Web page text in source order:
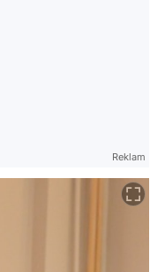
Reklam